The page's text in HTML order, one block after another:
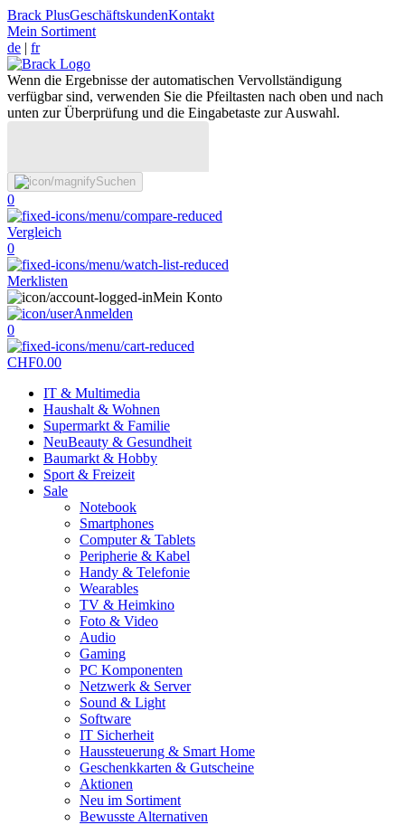
Brack PlusGeschäftskundenKontakt
Mein Sortiment
de | fr
Wenn die Ergebnisse der automatischen Vervollständigung
verfügbar sind, verwenden Sie die Pfeiltasten nach oben und nach
unten zur Überprüfung und die Eingabetaste zur Auswahl.
Suchen
0
Vergleich
0
Merklisten
Mein Konto
Anmelden
0
CHF0.00
IT & Multimedia
Haushalt & Wohnen
Supermarkt & Familie
NeuBeauty & Gesundheit
Baumarkt & Hobby
Sport & Freizeit
Sale
Notebook
Smartphones
Computer & Tablets
Peripherie & Kabel
Handy & Telefonie
Wearables
TV & Heimkino
Foto & Video
Audio
Gaming
PC Komponenten
Netzwerk & Server
Sound & Light
Software
IT Sicherheit
Haussteuerung & Smart Home
Geschenkkarten & Gutscheine
Aktionen
Neu im Sortiment
Bewusste Alternativen